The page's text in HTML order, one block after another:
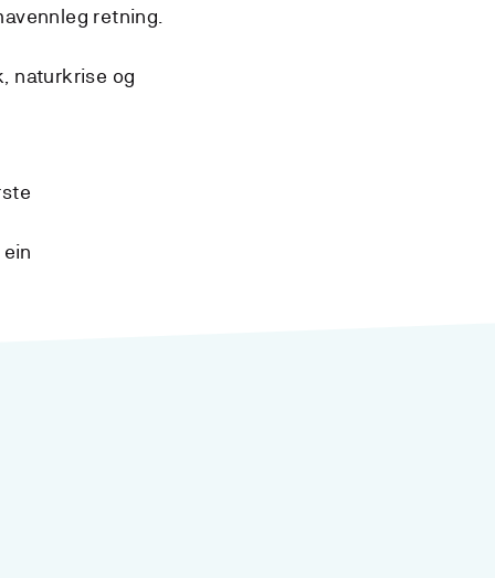
retning.
naturkrise og